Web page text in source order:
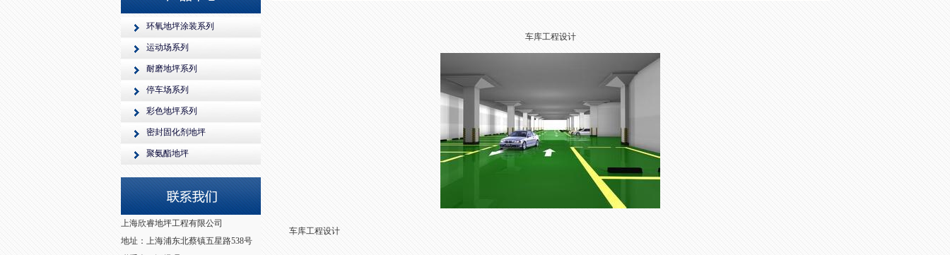
环氧地坪涂装系列
运动场系列
耐磨地坪系列
停车场系列
彩色地坪系列
密封固化剂地坪
聚氨酯地坪
上海欣睿地坪工程有限公司
地址：上海浦东北蔡镇五星路538号
车库工程设计
车库工程设计